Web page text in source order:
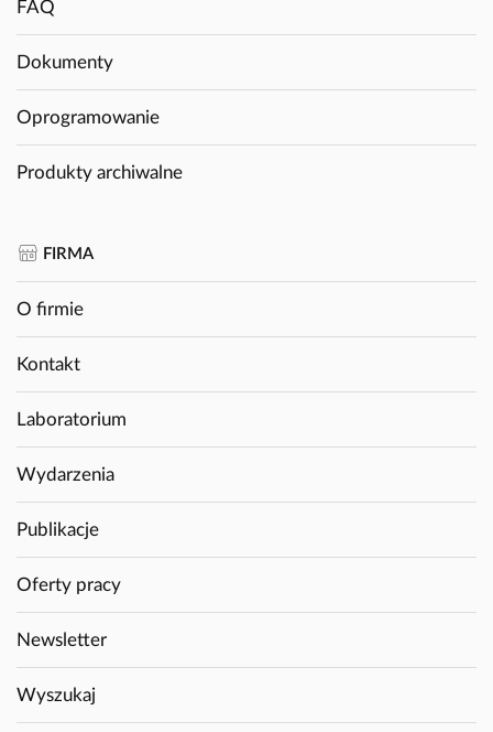
FAQ
Dokumenty
Oprogramowanie
Produkty archiwalne
FIRMA
O firmie
Kontakt
Laboratorium
Wydarzenia
Publikacje
Oferty pracy
Newsletter
Wyszukaj